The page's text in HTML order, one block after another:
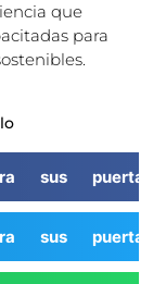
que
para
sus
sus